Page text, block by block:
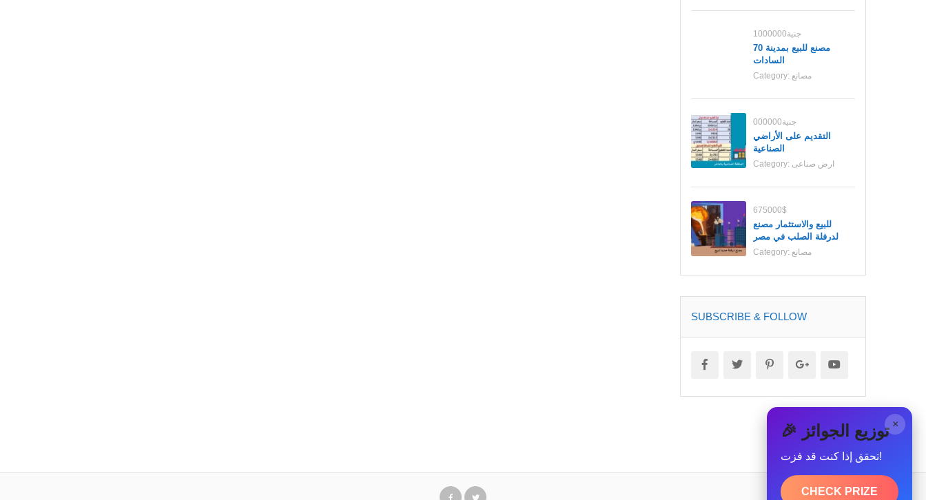
1000000جنية
70 مصنع للبيع بمدينة
السادات
Category: مصانع
000000جنية
التقديم على الأراضي
الصناعية
Category: ارض صناعى
675000$
للبيع والاستثمار مصنع
لدرفلة الصلب في مصر
Category: مصانع
SUBSCRIBE & FOLLOW
× 🎉 توزيع الجوائز
تحقق إذا كنت قد فزت!
CHECK PRIZE